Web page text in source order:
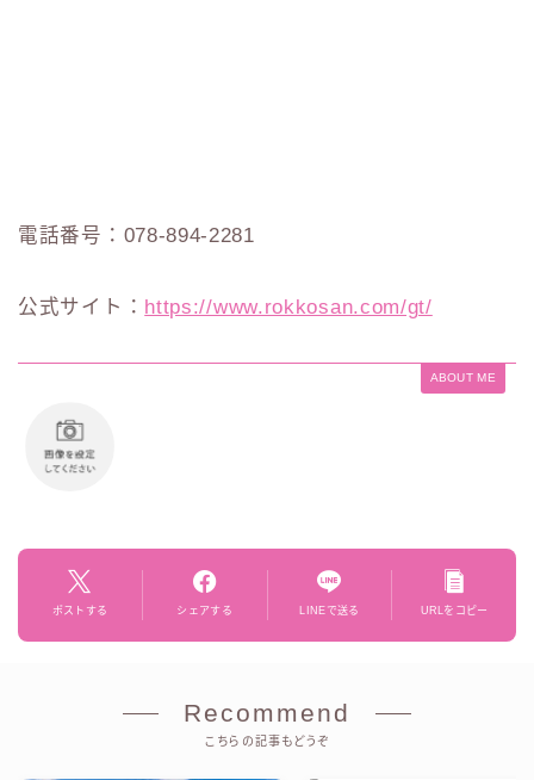
電話番号：078-894-2281
公式サイト： https://www.rokkosan.com/gt/
ABOUT ME
ポストする シェアする LINEで送る URLをコピー
Recommend
こちらの記事もどうぞ